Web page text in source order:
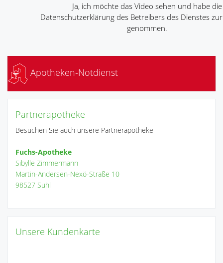
Ja, ich möchte das Video sehen und habe die
Datenschutzerklärung des Betreibers des Dienstes
genommen.
Apotheken-Notdienst
Partnerapotheke
Besuchen Sie auch unsere Partnerapotheke
Fuchs-Apotheke
Sibylle Zimmermann
Martin-Andersen-Nexö-Straße 10
98527 Suhl
Unsere Kundenkarte